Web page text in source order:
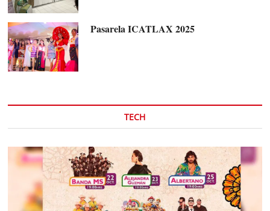
Pasarela ICATLAX 2025
TECH